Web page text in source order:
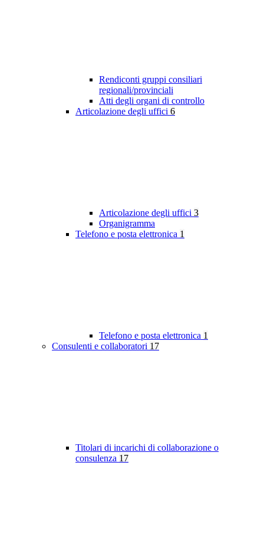
Rendiconti gruppi consiliari
regionali/provinciali
Atti degli organi di controllo
Articolazione degli uffici 6
Articolazione degli uffici 3
Organigramma
Telefono e posta elettronica 1
Telefono e posta elettronica 1
Consulenti e collaboratori 17
Titolari di incarichi di collaborazione o
consulenza 17